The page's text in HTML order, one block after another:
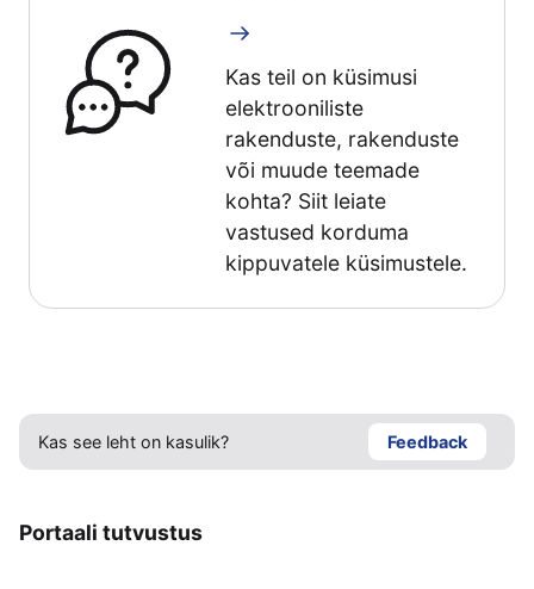
Kas teil on küsimusi
elektrooniliste
rakenduste, rakenduste
või muude teemade
kohta? Siit leiate
vastused korduma
kippuvatele küsimustele.
Kas see leht on kasulik? Feedback
Portaali tutvustus